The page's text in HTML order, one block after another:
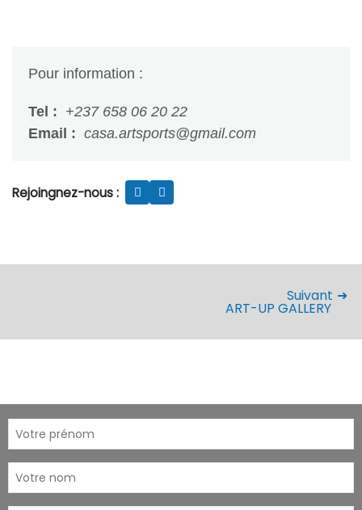
Pour information :
Tel : +237 658 06 20 22
Email : casa.artsports@gmail.com
Rejoingnez-nous :
Suivant
ART-UP GALLERY